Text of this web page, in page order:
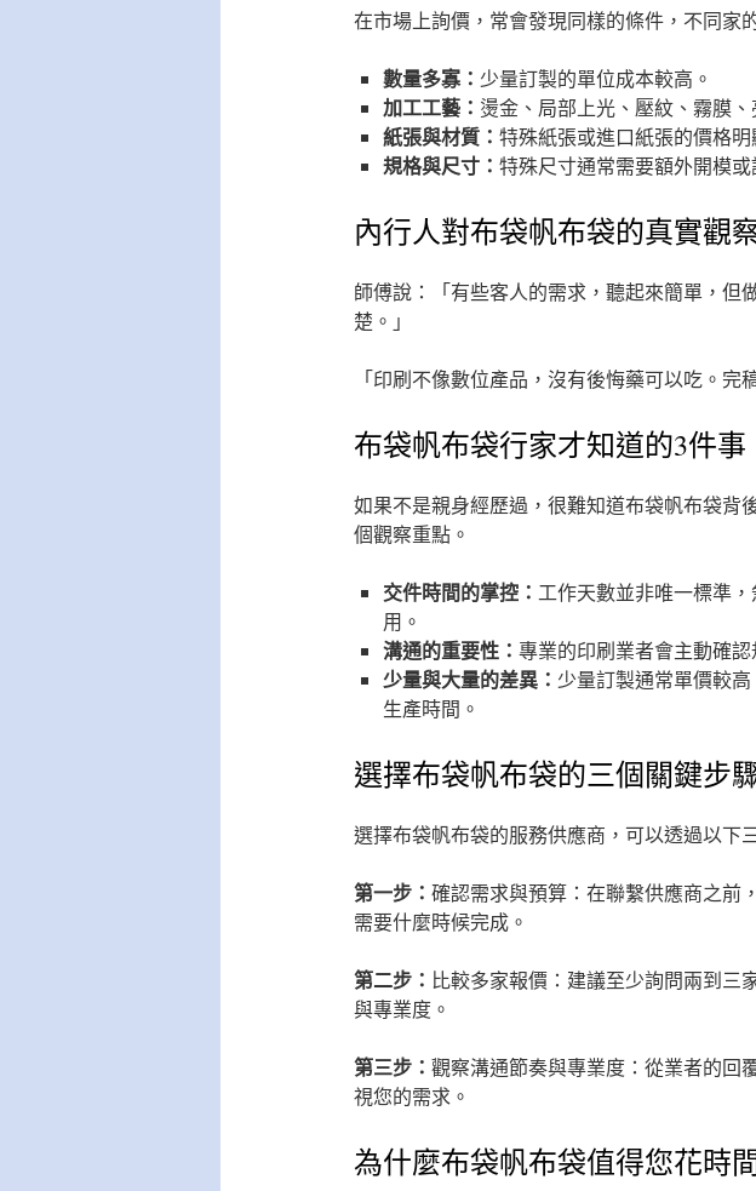
在市場上詢價，常會發現同樣的條件，不同家
數量多寡： 少量訂製的單位成本較高。
加工工藝： 燙金、局部上光、壓紋、霧膜
紙張與材質： 特殊紙張或進口紙張的價格明
規格與尺寸： 特殊尺寸通常需要額外開模
內行人對布袋帆布袋的真實觀
師傅說：「有些客人的需求，聽起來簡單，
楚。」
「印刷不像數位產品，沒有後悔藥可以吃。
布袋帆布袋行家才知道的3件事
如果不是親身經歷過，很難知道布袋帆布袋背
個觀察重點。
交件時間的掌控： 工作天數並非唯一標準
用。
溝通的重要性： 專業的印刷業者會主動確
少量與大量的差異： 少量訂製通常單價較
生產時間。
選擇布袋帆布袋的三個關鍵步
選擇布袋帆布袋的服務供應商，可以透過以下
第一步： 確認需求與預算：在聯繫供應商之前
需要什麼時候完成。
第二步： 比較多家報價：建議至少詢問兩到三
與專業度。
第三步： 觀察溝通節奏與專業度：從業者的回
視您的需求。
為什麼布袋帆布袋值得您花時